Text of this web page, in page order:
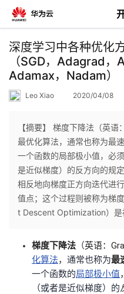
返
回
个
人
主
我
的
我
Programs
深度学习中各种优化
（SGD，Adagrad，
Adamax，Nadam）
Leo Xiao 2020/04/08
【摘要】 梯度下降法（英
最优化算法，通常也称为最
一个函数的局部极小值，必
是近似梯度）的反方向的规
相反地向梯度正方向迭代进
值点；这个过程则被称为梯
t Descent Optimization）是
梯度下降法 （英语：
化算法，通常也称为最
一个函数的局部极小值
（或者是近似梯度）的